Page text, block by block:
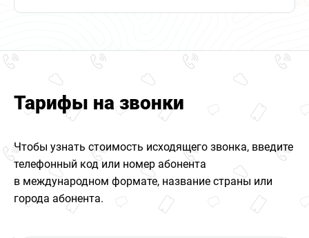
Тарифы на звонки
Чтобы узнать стоимость исходящего звонка, введите
телефонный код или номер абонента
в международном формате, название страны или
города абонента.